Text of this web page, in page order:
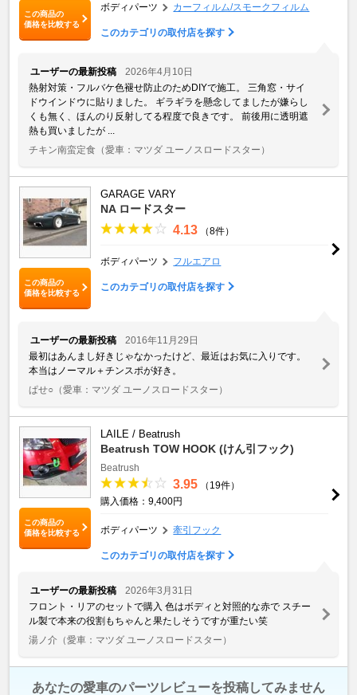
この商品の
価格を比較する
ボディパーツ カーフィルム/スモークフィルム
このカテゴリの取付店を探す
ユーザーの最新投稿
2026年4月10日
熱射対策・フルバケ色褪せ防止のためDIYで施工。 三角窓・サイ
ドウインドウに貼りました。 ギラギラを懸念してましたが嫌らし
くも無く、ほんのり反射してる程度で良きです。 前後用に透明遮
熱も買いましたが ...
チキン南蛮定食 （愛車：マツダ ユーノスロードスター）
この商品の
価格を比較する
GARAGE VARY
NA ロードスター
4.13 （8件）
ボディパーツ フルエアロ
このカテゴリの取付店を探す
ユーザーの最新投稿
2016年11月29日
最初はあんまし好きじゃなかったけど、最近はお気に入りです。
本当はノーマル＋チンスポが好き。
ぱせ○ （愛車：マツダ ユーノスロードスター）
この商品の
価格を比較する
LAILE / Beatrush
Beatrush TOW HOOK (けん引フック)
Beatrush
3.95
（19件）
購入価格：9,400円
ボディパーツ 牽引フック
このカテゴリの取付店を探す
ユーザーの最新投稿
2026年3月31日
フロント・リアのセットで購入 色はボディと対照的な赤で スチー
ル製で本来の役割もちゃんと果たしそうですが重たい笑
湯ノ介 （愛車：マツダ ユーノスロードスター）
あなたの愛車のパーツレビューを投稿してみません